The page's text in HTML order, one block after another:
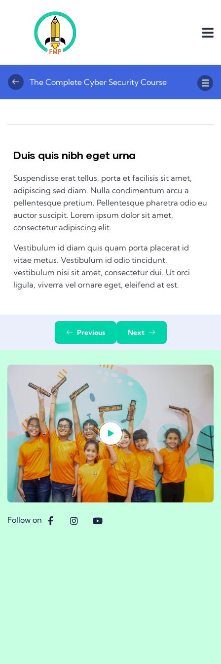
The Complete Cyber Security Course
Duis quis nibh eget urna
Suspendisse erat tellus, porta et facilisis sit amet,
adipiscing sed diam. Nulla condimentum arcu a
pellentesque pretium. Pellentesque pharetra odio eu
auctor suscipit. Lorem ipsum dolor sit amet,
consectetur adipiscing elit.
Vestibulum id diam quis quam porta placerat id
vitae metus. Vestibulum id odio tincidunt,
vestibulum nisi sit amet, consectetur dui. Ut orci
ligula, viverra vel ornare eget, eleifend at est.
Previous Next
Follow on